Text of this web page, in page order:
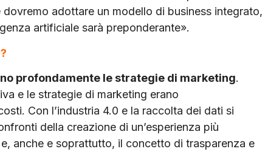
adottare un modello di business integrato,
artificiale sarà preponderante».
profondamente le strategie di marketing.
e le strategie di marketing erano
Con l’industria 4.0 e la raccolta dei dati si
della creazione di un’esperienza più
anche e soprattutto, il concetto di trasparenza e